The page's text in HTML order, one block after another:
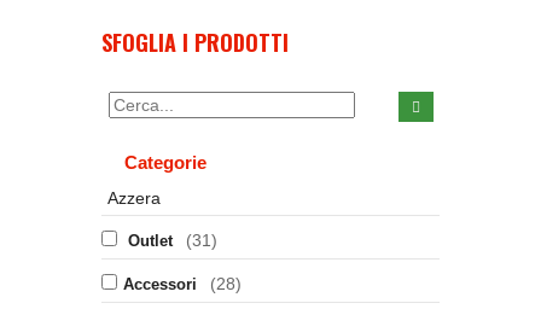
SFOGLIA I PRODOTTI
Categorie
Azzera
Outlet (31)
Accessori (28)